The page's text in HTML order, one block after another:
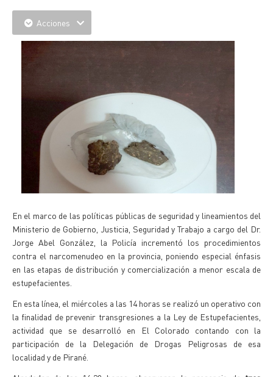
Acciones
En el marco de las políticas públicas de seguridad y lineamientos del
Ministerio de Gobierno, Justicia, Seguridad y Trabajo a cargo del Dr.
Jorge Abel González, la Policía incrementó los procedimientos
contra el narcomenudeo en la provincia, poniendo especial énfasis
en las etapas de distribución y comercialización a menor escala de
estupefacientes.
En esta línea, el miércoles a las 14 horas se realizó un operativo con
la finalidad de prevenir transgresiones a la Ley de Estupefacientes,
actividad que se desarrolló en El Colorado contando con la
participación de la Delegación de Drogas Peligrosas de esa
localidad y de Pirané.